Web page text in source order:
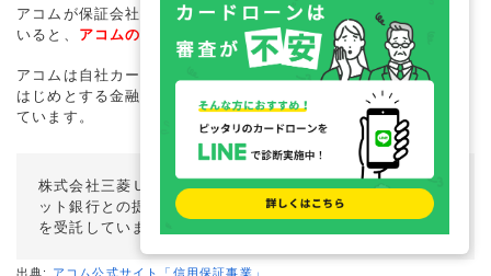
アコムが保証会社を務める銀行カードローンで過去に滞納をして
いると、 アコムの審査にも影響する可能性があります。
アコムは自社カードローンの提供だけでなく、三菱ＵＦＪ銀行を
はじめとする金融機関が提供する無担保ローンの保証業務を担っ
ています。
株式会社三菱ＵＦＪ銀行、有力地方銀行および流通系・ネ
ット銀行との提携による個人向け無担保ローンの保証業務
を受託しています。
出典: アコム公式サイト「信用保証事業」